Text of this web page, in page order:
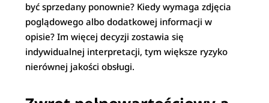
być sprzedany ponownie? Kiedy wymaga zdjęcia
poglądowego albo dodatkowej informacji w
opisie? Im więcej decyzji zostawia się
indywidualnej interpretacji, tym większe ryzyko
nierównej jakości obsługi.